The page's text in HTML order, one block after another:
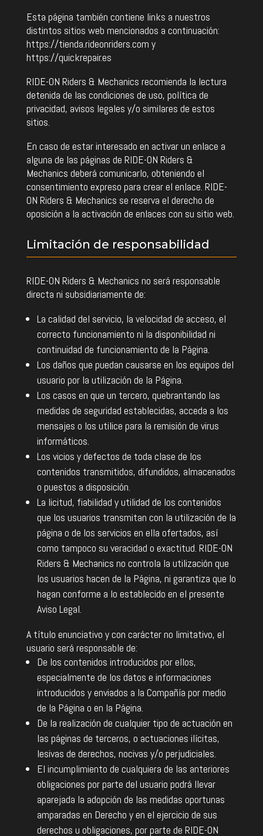
Esta página también contiene links a nuestros
distintos sitios web mencionados a continuación:
https://tienda.rideonriders.com y
https://quickrepair.es
RIDE-ON Riders & Mechanics recomienda la lectura
detenida de las condiciones de uso, política de
privacidad, avisos legales y/o similares de estos
sitios.
En caso de estar interesado en activar un enlace a
alguna de las páginas de RIDE-ON Riders &
Mechanics deberá comunicarlo, obteniendo el
consentimiento expreso para crear el enlace. RIDE-
ON Riders & Mechanics se reserva el derecho de
oposición a la activación de enlaces con su sitio web.
Limitación de responsabilidad
RIDE-ON Riders & Mechanics no será responsable
directa ni subsidiariamente de:
La calidad del servicio, la velocidad de acceso, el
correcto funcionamiento ni la disponibilidad ni
continuidad de funcionamiento de la Página.
Los daños que puedan causarse en los equipos del
usuario por la utilización de la Página.
Los casos en que un tercero, quebrantando las
medidas de seguridad establecidas, acceda a los
mensajes o los utilice para la remisión de virus
informáticos.
Los vicios y defectos de toda clase de los
contenidos transmitidos, difundidos, almacenados
o puestos a disposición.
La licitud, fiabilidad y utilidad de los contenidos
que los usuarios transmitan con la utilización de la
página o de los servicios en ella ofertados, así
como tampoco su veracidad o exactitud. RIDE-ON
Riders & Mechanics no controla la utilización que
los usuarios hacen de la Página, ni garantiza que lo
hagan conforme a lo establecido en el presente
Aviso Legal.
A título enunciativo y con carácter no limitativo, el
usuario será responsable de:
De los contenidos introducidos por ellos,
especialmente de los datos e informaciones
introducidos y enviados a la Compañía por medio
de la Página o en la Página.
De la realización de cualquier tipo de actuación en
las páginas de terceros, o actuaciones ilícitas,
lesivas de derechos, nocivas y/o perjudiciales.
El incumplimiento de cualquiera de las anteriores
obligaciones por parte del usuario podrá llevar
aparejada la adopción de las medidas oportunas
amparadas en Derecho y en el ejercicio de sus
derechos u obligaciones, por parte de RIDE-ON